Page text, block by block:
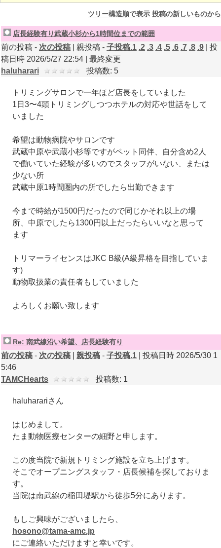
ツリー構造順で表示 投稿の新しいものから
店長経験有り武蔵小杉から1時間位までの範囲
前の投稿 - 次の投稿 | 親投稿 - 子投稿.1 .2 .3 .4 .5 .6 .7 .8 .9 | 投
稿日時 2026/5/27 22:54 | 最終変更
haluharari
投稿数: 5
トリミングサロンで一年ほど店長をしていました
1日3〜4頭トリミングしつつホテルの対応や世話をして
いました
希望は動物病院やサロンです
武蔵中原や武蔵小杉等ですがペット同伴、自分含め2人
で働いていた経験が多いのでスタッフがいない、または
少ない所
武蔵中原1時間圏内の所でしたら出勤できます
今まで時給が1500円だったので同じかそれ以上の場
所、中原でしたら1300円以上だったらいいなと思って
ます
トリマーライセンスはJKC B級(A級昇格を目指していま
す)
動物取扱業の責任者もしていました
よろしくお願い致します
Re: 南武線沿い希望、店長経験有り
前の投稿 - 次の投稿 親投稿 - 子投稿.1 | 投稿日時 2026/5/30 1
5:46
TAMCHearts
投稿数: 1
haluharariさん
はじめまして。
たま動物医療センターの細野と申します。
この度当院で新規トリミング施設を立ち上げます。
そこでオープニングスタッフ・店長候補を探しておりま
す。
当院は南武線の稲田堤駅から徒歩5分にあります。
もしご興味がございましたら、
hosono@tama-amc.jp
にご連絡いただけますと幸いです。